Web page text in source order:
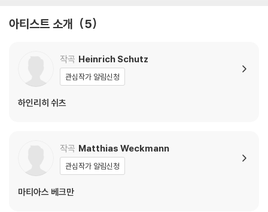
아티스트 소개 5
작곡 Heinrich Schutz
관심작가 알림신청
하인리히 쉬츠
작곡 Matthias Weckmann
관심작가 알림신청
마티아스 베크만